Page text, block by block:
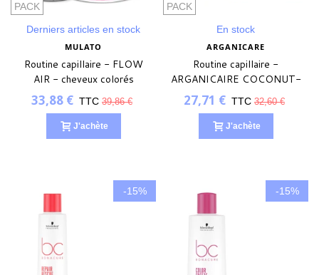
PACK
Derniers articles en stock
MULATO
Routine capillaire - FLOW
AIR - cheveux colorés
33,88 € TTC 39,86 €
J'achète
PACK
En stock
ARGANICARE
Routine capillaire -
ARGANICAIRE COCONUT-
nourrissant
27,71 € TTC 32,60 €
J'achète
-15% -15%